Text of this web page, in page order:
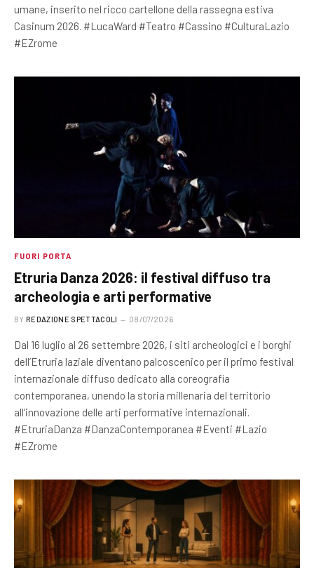
umane, inserito nel ricco cartellone della rassegna estiva
Casinum 2026. #LucaWard #Teatro #Cassino #CulturaLazio
#EZrome
FUORI PORTA
Etruria Danza 2026: il festival diffuso tra
archeologia e arti performative
BY REDAZIONE SPETTACOLI 08/07/2026
Dal 16 luglio al 26 settembre 2026, i siti archeologici e i borghi
dell’Etruria laziale diventano palcoscenico per il primo festival
internazionale diffuso dedicato alla coreografia
contemporanea, unendo la storia millenaria del territorio
all’innovazione delle arti performative internazionali.
#EtruriaDanza #DanzaContemporanea #Eventi #Lazio
#EZrome